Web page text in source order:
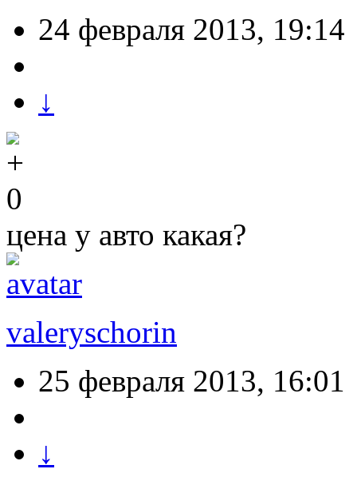
24 февраля 2013, 19:14
↓
0
цена у авто какая?
valeryschorin
25 февраля 2013, 16:01
↓